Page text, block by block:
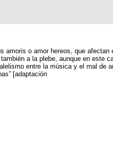
o amor hereos, que
a la plebe, aunque en este
entre la música y el mal de
[adaptación